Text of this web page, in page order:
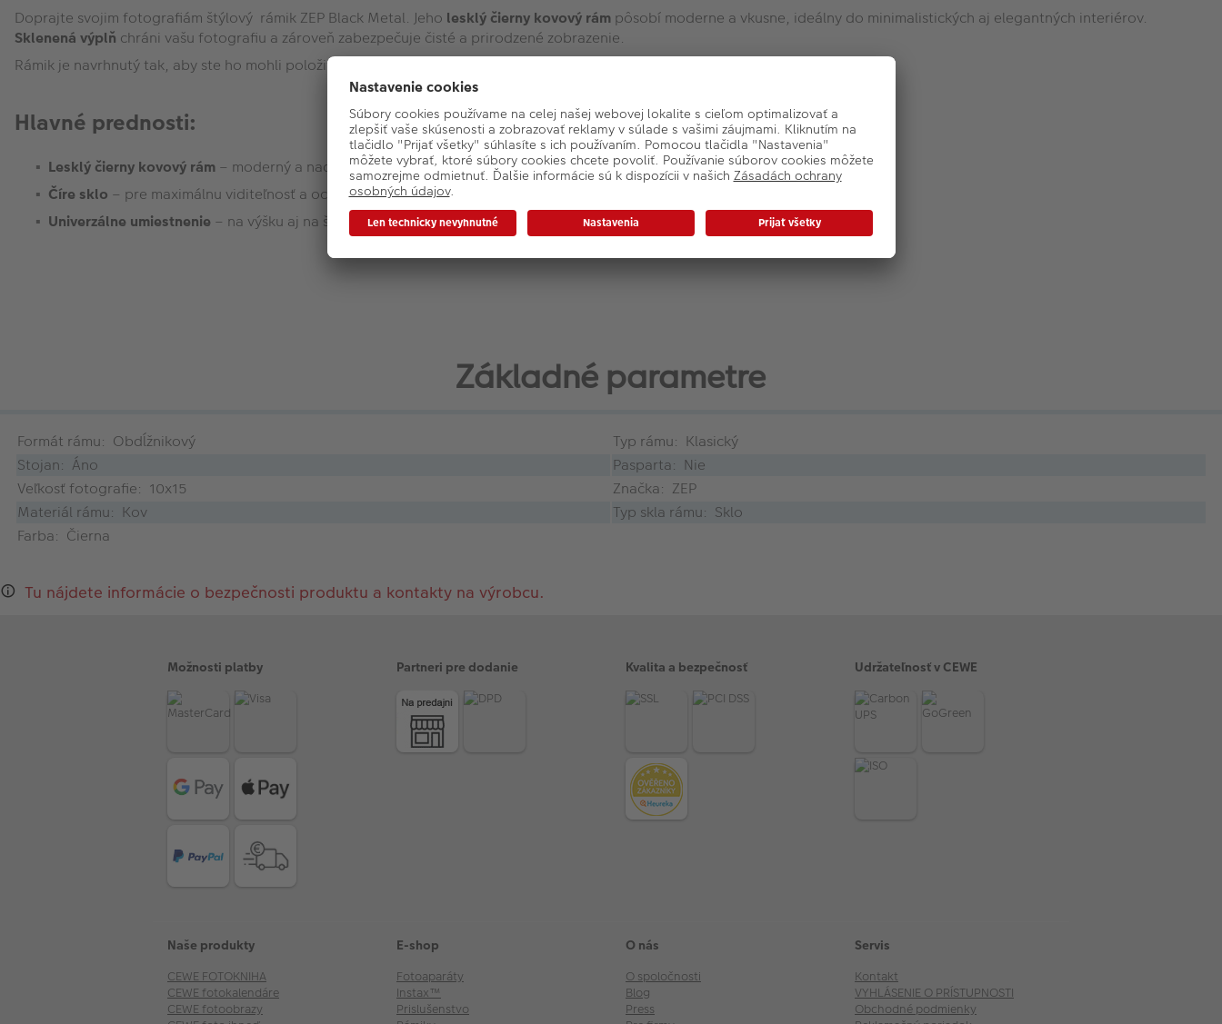
Doprajte svojim fotografiám štýlový rámik ZEP Black Metal. Jeho lesklý čierny kovový rám pôsobí moderne a vkusne, ideálny do minimalistických aj elegantných interiérov.
Sklenená výplň chráni vašu fotografiu a zároveň zabezpečuje čisté a prirodzené zobrazenie.
Rámik je navrhnutý tak, aby ste ho mohli položiť na stôl v zvislej aj vodorovnej polohe, podľa orientácie vašej fotografie.
Hlavné prednosti:
Lesklý čierny kovový rám – moderný a nadčasový dizajn
Číre sklo – pre maximálnu viditeľnosť a ochranu
Univerzálne umiestnenie – na výšku aj na šírku
Základné parametre
Formát rámu: Obdĺžnikový
Typ rámu: Klasický
Stojan: Áno
Pasparta: Nie
Veľkosť fotografie: 10x15
Značka: ZEP
Materiál rámu: Kov
Typ skla rámu: Sklo
Farba: Čierna
Tu nájdete informácie o bezpečnosti produktu a kontakty na výrobcu.
Možnosti platby Partneri pre dodanie Kvalita a bezpečnosť Udržateľnosť v CEWE
Naše produkty
CEWE FOTOKNIHA
CEWE fotokalendáre
CEWE fotoobrazy
E-shop
Fotoaparáty
Instax™
Prislušenstvo
O nás
O spoločnosti
Blog
Press
Servis
Kontakt
VYHLÁSENIE O PRÍSTUPNOSTI
Obchodné podmienky